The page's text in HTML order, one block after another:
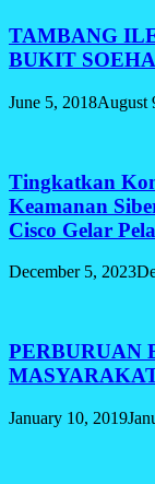
TAMBANG
BUKIT
June 5, 2018August
Tingkatkan
Keamanan
Cisco Gelar
December 5, 2023
PERBURUAN
January 10, 2019